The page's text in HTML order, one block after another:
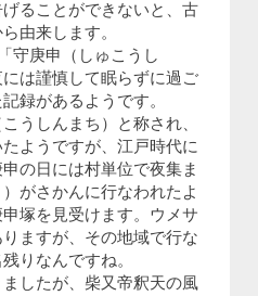
ることができないと、古
由来します。
守庚申（しゅこうし
は謹慎して眠らずに過ご
録があるようです。
うしんまち）と称され、
ようですが、江戸時代に
の日には村単位で夜集ま
がさかんに行なわれたよ
塚を見受けます。ウメサ
ますが、その地域で行な
りなんですね。
したが、柴又帝釈天の風